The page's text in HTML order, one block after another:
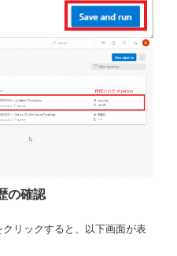
の確認
クリックすると、以下画面が表